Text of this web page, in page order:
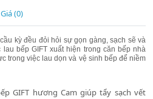
(0)
kỳ đều đỏi hỏi sự gọn gàng, sạch sẽ và
lau bếp GIFTxuất hiện trong căn bếp nhà
trong việc lau dọn và vệ sinh bếpđể niềm
GIFT hương Cam giúp tẩy sạch vết